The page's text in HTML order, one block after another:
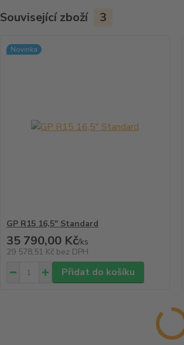
Související zboží 3
Novinka
GP R15 16,5" Standard
35 790,00 Kč/ks
29 578,51 Kč bez DPH
Přidat do košíku